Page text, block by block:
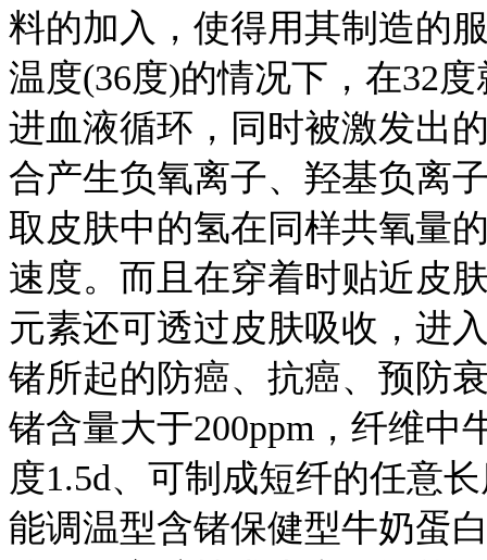
料的加入，使得用其制造的
温度(36度)的情况下，在32
进血液循环，同时被激发出
合产生负氧离子、羟基负离
取皮肤中的氢在同样共氧量
速度。而且在穿着时贴近皮
元素还可透过皮肤吸收，进
锗所起的防癌、抗癌、预防
锗含量大于200ppm，纤维中
度1.5d、可制成短纤的任意
能调温型含锗保健型牛奶蛋